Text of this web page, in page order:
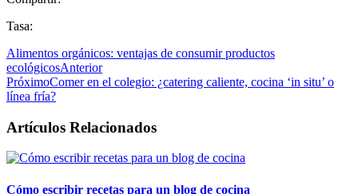
Tasa:
Alimentos orgánicos: ventajas de consumir productos
ecológicosAnterior
PróximoComer en el colegio: ¿catering caliente, cocina ‘in situ’ o
línea fría?
Artículos Relacionados
Cómo escribir recetas para un blog de cocina